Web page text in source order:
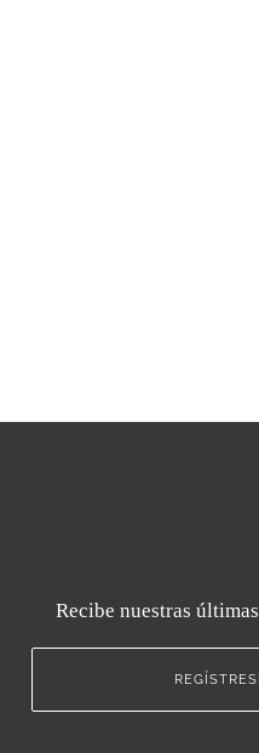
Recibe nuestras